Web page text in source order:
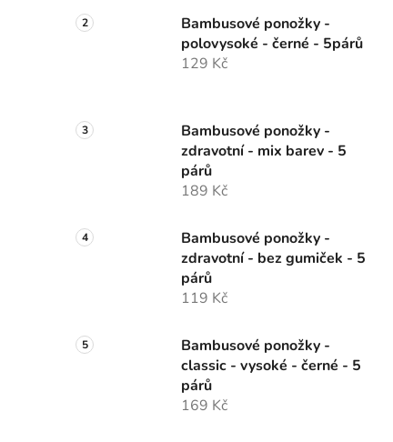
Bambusové ponožky -
polovysoké - černé - 5párů
129 Kč
Bambusové ponožky -
zdravotní - mix barev - 5
párů
189 Kč
Bambusové ponožky -
zdravotní - bez gumiček - 5
párů
119 Kč
Bambusové ponožky -
classic - vysoké - černé - 5
párů
169 Kč